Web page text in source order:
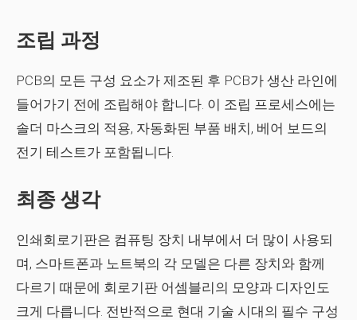
조립 과정
PCB의 모든 구성 요소가 제조된 후 PCB가 생산 라인에
들어가기 전에 조립해야 합니다. 이 조립 프로세스에는
솔더 마스크의 적용, 자동화된 부품 배치, 베어 보드의
전기 테스트가 포함됩니다.
최종 생각
인쇄회로기판은 컴퓨팅 장치 내부에서 더 많이 사용되
며, 스마트폰과 노트북의 각 모델은 다른 장치와 함께
다르기 때문에 회로기판 어셈블리의 모양과 디자인도
크게 다릅니다. 전반적으로 현대 기술 시대의 필수 구성